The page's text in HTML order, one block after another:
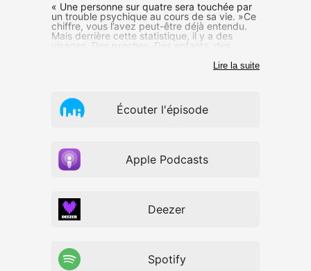
« Une personne sur quatre sera touchée par
un trouble psychique au cours de sa vie. »Ce
chiffre, vous l’avez peut-être déjà entendu.
Mais derrière cette statistique, il y a des
visages. Des proches. Des enfants, des
Lire la suite
Écouter l'épisode
Apple Podcasts
Deezer
Spotify